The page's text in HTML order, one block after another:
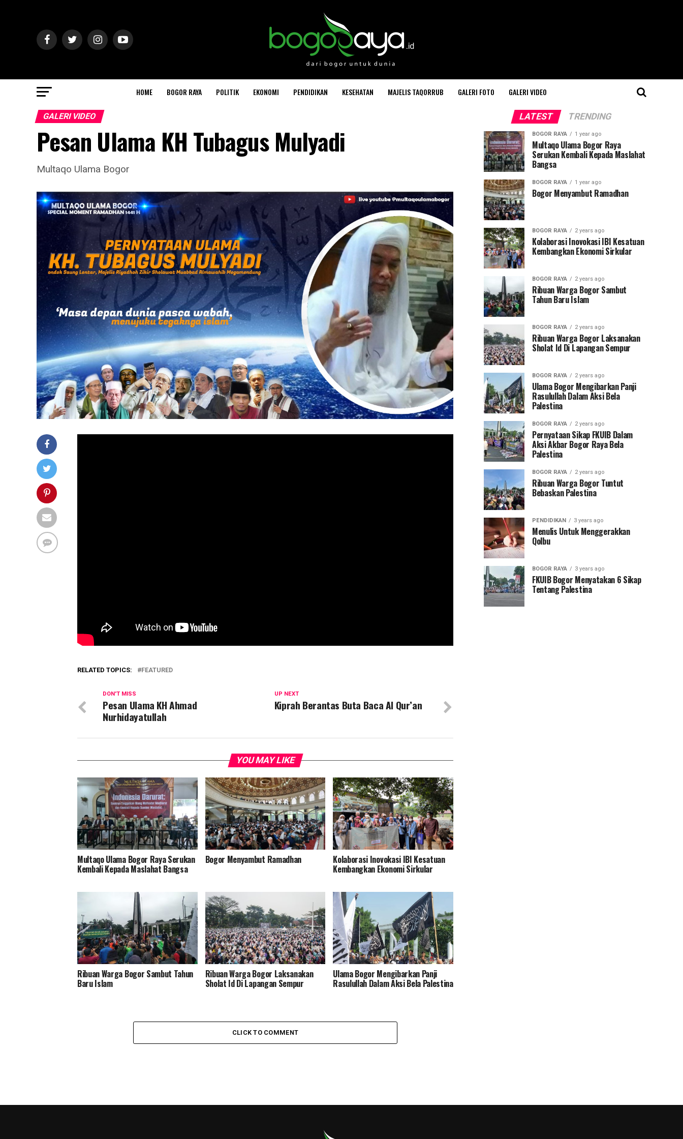
HOME BOGOR RAYA POLITIK EKONOMI PENDIDIKAN KESEHATAN MAJELIS TAQORRUB GALERI FOTO GALERI VIDEO
GALERI VIDEO
Pesan Ulama KH Tubagus Mulyadi
Multaqo Ulama Bogor
RELATED TOPICS: FEATURED
UP NEXT
Kiprah Berantas Buta Baca Al Qur’an
DON'T MISS
Pesan Ulama KH Ahmad
Nurhidayatullah
YOU MAY LIKE
Multaqo Ulama Bogor Raya Serukan
Kembali Kepada Maslahat Bangsa
Bogor Menyambut Ramadhan Kolaborasi Inovokasi IBI Kesatuan
Kembangkan Ekonomi Sirkular
Ribuan Warga Bogor Sambut Tahun
Baru Islam
Ribuan Warga Bogor Laksanakan
Sholat Id Di Lapangan Sempur
Ulama Bogor Mengibarkan Panji
Rasulullah Dalam Aksi Bela Palestina
CLICK TO COMMENT
LATEST TRENDING
BOGOR RAYA 1 year ago
Multaqo Ulama Bogor Raya
Serukan Kembali Kepada Maslahat
Bangsa
BOGOR RAYA 1 year ago
Bogor Menyambut Ramadhan
BOGOR RAYA 2 years ago
Kolaborasi Inovokasi IBI Kesatuan
Kembangkan Ekonomi Sirkular
BOGOR RAYA 2 years ago
Ribuan Warga Bogor Sambut
Tahun Baru Islam
BOGOR RAYA 2 years ago
Ribuan Warga Bogor Laksanakan
Sholat Id Di Lapangan Sempur
BOGOR RAYA 2 years ago
Ulama Bogor Mengibarkan Panji
Rasulullah Dalam Aksi Bela
Palestina
BOGOR RAYA 2 years ago
Pernyataan Sikap FKUIB Dalam
Aksi Akbar Bogor Raya Bela
Palestina
BOGOR RAYA 2 years ago
Ribuan Warga Bogor Tuntut
Bebaskan Palestina
PENDIDIKAN 3 years ago
Menulis Untuk Menggerakkan
Qolbu
BOGOR RAYA 3 years ago
FKUIB Bogor Menyatakan 6 Sikap
Tentang Palestina